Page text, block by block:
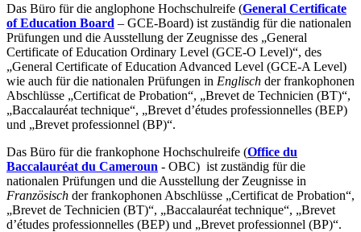
Das Büro für die anglophone Hochschulreife (General Certificate
of Education Board – GCE-Board) ist zuständig für die nationalen
Prüfungen und die Ausstellung der Zeugnisse des „General
Certificate of Education Ordinary Level (GCE-O Level)“, des
„General Certificate of Education Advanced Level (GCE-A Level)
wie auch für die nationalen Prüfungen in Englisch der frankophonen
Abschlüsse „Certificat de Probation“, „Brevet de Technicien (BT)“,
„Baccalauréat technique“, „Brevet d’études professionnelles (BEP)
und „Brevet professionnel (BP)“.
Das Büro für die frankophone Hochschulreife (Office du
Baccalauréat du Cameroun - OBC) ist zuständig für die
nationalen Prüfungen und die Ausstellung der Zeugnisse in
Französisch der frankophonen Abschlüsse „Certificat de Probation“,
„Brevet de Technicien (BT)“, „Baccalauréat technique“, „Brevet
d’études professionnelles (BEP) und „Brevet professionnel (BP)“.